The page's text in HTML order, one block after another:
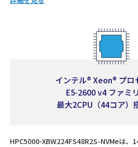
インテル® Xeon® プロ
E5-2600 v4 ファミ
最大2CPU（44コア）
HPC5000-XBW224FS48R2S-NVMeは、